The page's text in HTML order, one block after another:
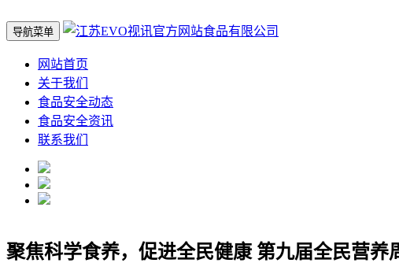
导航菜单
网站首页
关于我们
食品安全动态
食品安全资讯
联系我们
聚焦科学食养，促进全民健康 第九届全民营养